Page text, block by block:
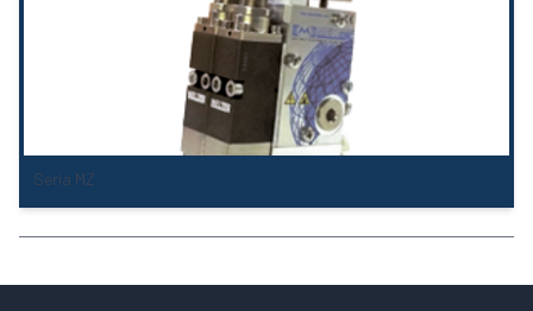
Seria MZ